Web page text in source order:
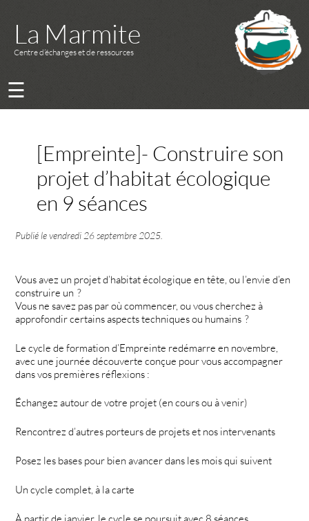
La Marmite
Centre d’échanges et de ressources
☰
[Empreinte]- Construire son
projet d’habitat écologique
en 9 séances
Publié levendredi 26 septembre 2025
Vous avez un projet d’habitat écologique en tête, ou l’envie d’en
construire un ?
Vous ne savez pas par où commencer, ou vous cherchez à
approfondir certains aspects techniques ou humains ?
Le cycle de formation d’Empreinte redémarre en novembre,
avec une journée découverte conçue pour vous accompagner
dans vos premières réflexions :
Échangez autour de votre projet (en cours ou à venir)
Rencontrez d’autres porteurs de projets et nos intervenants
Posez les bases pour bien avancer dans les mois qui suivent
Un cycle complet, à la carte
À partir de janvier, le cycle se poursuit avec 8 séances